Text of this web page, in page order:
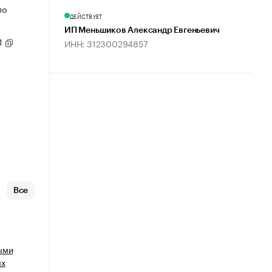
Все
ДЕЙСТВУЕТ
ИП Меньшиков Александр Евгеньевич
ИНН: 312300294857